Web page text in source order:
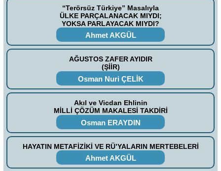
“Terörsüz Türkiye” Masalıyla
ÜLKE PARÇALANACAK MIYDI;
YOKSA PARLAYACAK MIYDI?
Ahmet AKGÜL
AĞUSTOS ZAFER AYIDIR
(ŞİİR)
Osman Nuri ÇELİK
Akıl ve Vicdan Ehlinin
MİLLİ ÇÖZÜM MAKALESİ TAKDİRİ
Osman ERAYDIN
HAYATIN METAFİZİKİ VE RÜ’YALARIN MERTEBELERİ
Ahmet AKGÜL